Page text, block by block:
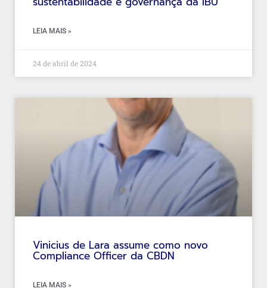
LEIA MAIS »
24 de abril de 2024
Vinicius de Lara assume como novo
Compliance Officer da CBDN
LEIA MAIS »